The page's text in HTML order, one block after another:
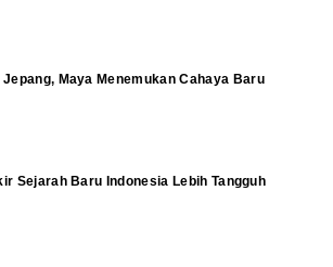
Jepang, Maya Menemukan Cahaya Baru
Sejarah Baru Indonesia Lebih Tangguh